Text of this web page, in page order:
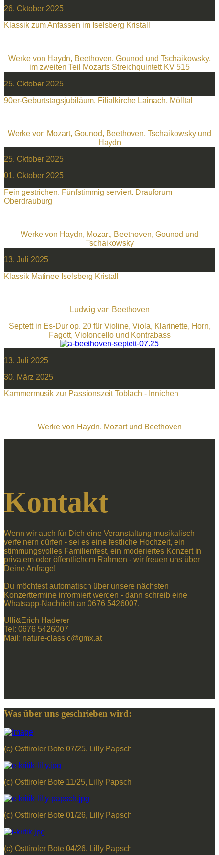
26. Oktober 2025
Klassik zum Anfassen im Iselsberg Kristall
Werke von Haydn, Beethoven, Gounod und Tschaikowsky,
im zweiten Teil Mozarts Streichquintett KV 515
25. Oktober 2025
90er-Geburtstagsjubiläum. Filialkirche Lainach, Mölltal
Werke von Mozart, Gounod, Beethoven, Tschaikowsky und
Haydn
25. Oktober 2025
01. Oktober 2025
Fein gestrichen. Fünfstimmig serviert. Drauforum
Oberdrauburg
Werke von Haydn, Mozart, Beethoven, Gounod und
Tschaikowsky
13. Juli 2025
Klassik Matinee Iselsberg Kristall
Ludwig van Beethoven
Septett in Es-Dur op. 20 für Violine, Viola, Klarinette, Horn,
Fagott, Violoncello und Kontrabass
13. Juli 2025
30. März 2025
Kammermusik zur Passionszeit Toblach - Innichen
Werke von Haydn, Mozart und Beethoven
Kontakt
Wenn wir auch für Dich eine Veranstaltung musikalisch
verfeinern dürfen - sei es eine festliche Hochzeit, ein
stimmungsvolles Familienfest, ein moderiertes Konzert in
privatem oder öffentlichem Rahmen - wir freuen uns über
Deine Anfrage!
Du möchtest automatisch über unsere nächsten
Konzerttermine informiert werden - dann schreib eine
Whatsapp-Nachricht an 0676 5426007.
Ulli&Erich Haderer
Tel: 0676 5426007
Mail: nature-classic@gmx.at
Was über uns geschrieben wird:
(c) Osttiroler Bote 07/25, Lilly Papsch
(c) Osttiroler Bote 11/25, Lilly Papsch
(c) Osttiroler Bote 01/26, Lilly Papsch
(c) Osttiroler Bote 04/26, Lilly Papsch